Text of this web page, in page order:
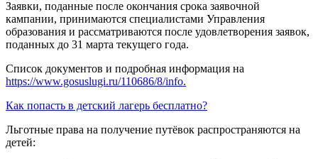
Заявки, поданные после окончания срока заявочной
кампании, принимаются специалистами Управления
образования и рассматриваются после удовлетворения заявок,
поданных до 31 марта текущего года.
Список документов и подробная информация на
https://www.gosuslugi.ru/110686/8/info.
Как попасть в детский лагерь бесплатно?
Льготные права на получение путёвок распространяются на
детей: